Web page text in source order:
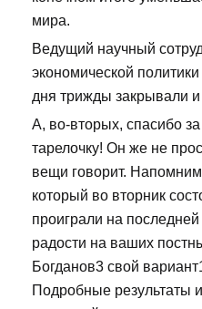
мира.
Ведущий научный
экономической
дня трижды закрывали
А, во-вторых, спасибо
тарелочку! Он же не
вещи говорит.
который во вторник
проиграли на
радости на ваших
Богданов3 свой
Подробные результаты